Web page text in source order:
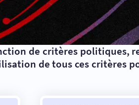
de critères politiques,
de tous ces critères